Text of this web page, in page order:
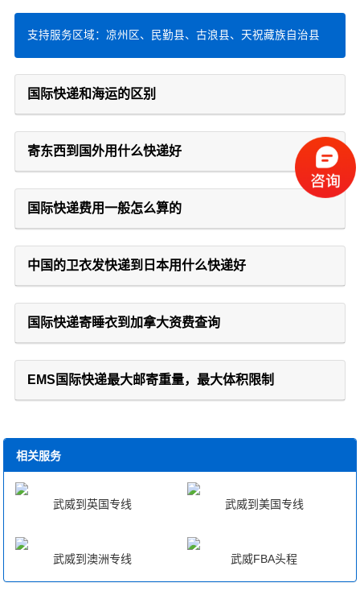
支持服务区域：凉州区、民勤县、古浪县、天祝藏族自治县
国际快递和海运的区别
寄东西到国外用什么快递好
国际快递费用一般怎么算的
中国的卫衣发快递到日本用什么快递好
国际快递寄睡衣到加拿大资费查询
EMS国际快递最大邮寄重量，最大体积限制
相关服务
武威到英国专线 武威到美国专线
武威到澳洲专线 武威FBA头程